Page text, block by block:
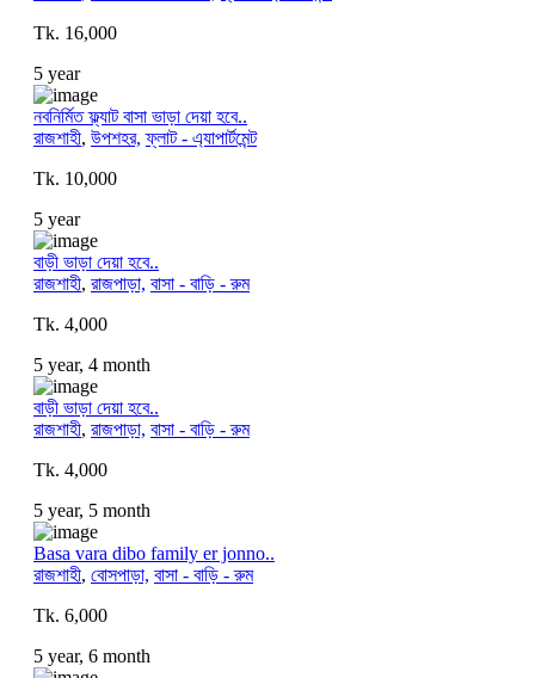
Tk. 16,000
5 year
নবনির্মিত ফ্ল্যাট বাসা ভাড়া দেয়া হবে..
রাজশাহী, উপশহর, ফ্লাট - এ্যাপার্টমেন্ট
Tk. 10,000
5 year
বাড়ী ভাড়া দেয়া হবে..
রাজশাহী, রাজপাড়া, বাসা - বাড়ি - রুম
Tk. 4,000
5 year, 4 month
বাড়ী ভাড়া দেয়া হবে..
রাজশাহী, রাজপাড়া, বাসা - বাড়ি - রুম
Tk. 4,000
5 year, 5 month
Basa vara dibo family er jonno..
রাজশাহী, বোসপাড়া, বাসা - বাড়ি - রুম
Tk. 6,000
5 year, 6 month